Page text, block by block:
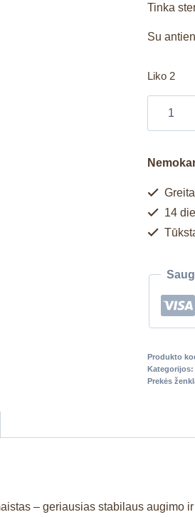
Tinka
Su
Liko 2
14
Produkto
Kategorijos:
Prekės
– geriausias stabilaus